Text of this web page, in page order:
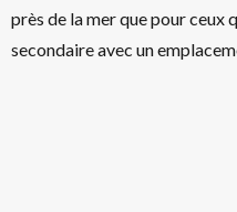
près de la mer que pour ceux
secondaire avec un